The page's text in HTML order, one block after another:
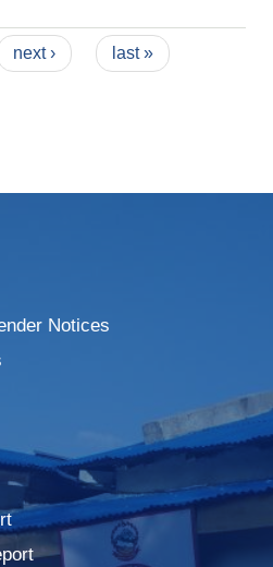
next › last »
Notices